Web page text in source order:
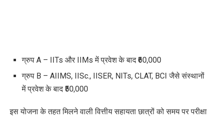
ग्रुप A – IITs और IIMs में प्रवेश के बाद ₹60,000
ग्रुप B – AIIMS, IISc., IISER, NITs, CLAT, BCI जैसे संस्थानों
में प्रवेश के बाद ₹50,000
इस योजना के तहत मिलने वाली वित्तीय सहायता छात्रों को समय पर परीक्षा